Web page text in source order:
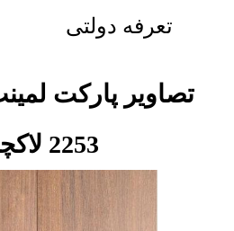
تعرفه دولتی
تصاویر پارکت
2253 لاکچری